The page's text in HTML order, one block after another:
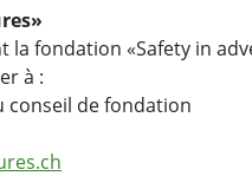
fondation «Safety in
à :
conseil de fondation